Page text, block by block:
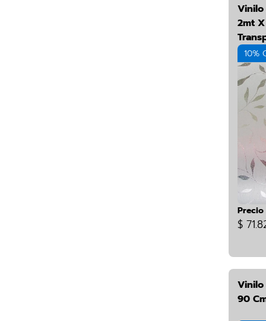
Vinilo
2mt
10%
Precio
$
90